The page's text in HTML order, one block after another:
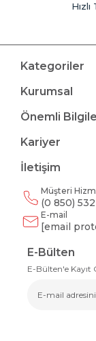
Kategoriler
Kurumsal
Önemli
Kariyer
İletişim
Müşteri
(0 850)
E-mail
[email
E-Bülten
E-Bülten'e Kayıt